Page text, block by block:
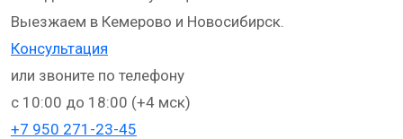
Выезжаем в Кемерово и Новосибирск.
Консультация
или звоните по телефону
с 10:00 до 18:00 (+4 мск)
+7 950 271-23-45